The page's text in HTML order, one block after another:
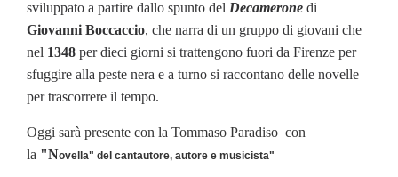
sviluppato a partire dallo spunto del Decamerone di
Giovanni Boccaccio, che narra di un gruppo di giovani che
nel 1348 per dieci giorni si trattengono fuori da Firenze per
sfuggire alla peste nera e a turno si raccontano delle novelle
per trascorrere il tempo.
Oggi sarà presente con la Tommaso Paradiso con
la "Novella" del cantautore, autore e musicista"